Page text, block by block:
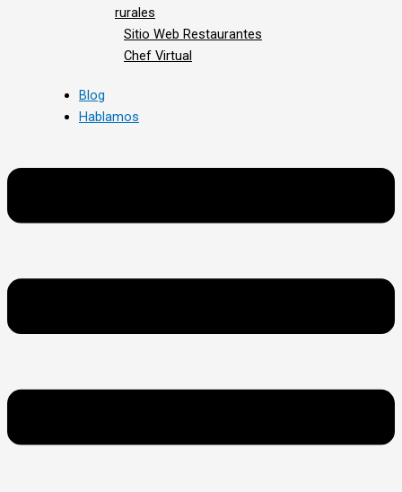
rurales
Sitio Web Restaurantes
Chef Virtual
Blog
Hablamos